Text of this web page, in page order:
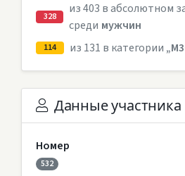
328
из 403 в абсолютном
среди мужчин
114 из 131 в категории
Данные участника
Номер
532